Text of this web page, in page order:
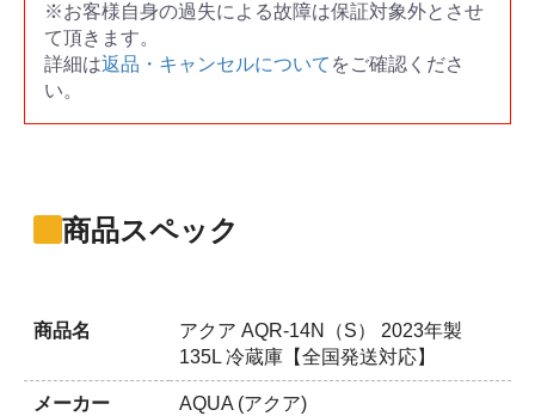
※お客様自身の過失による故障は保証対象外とさせ
て頂きます。
詳細は返品・キャンセルについて をご確認くださ
い。
商品スペック
商品名
アクア AQR-14N（S） 2023年製
135L 冷蔵庫【全国発送対応】
メーカー AQUA (アクア)